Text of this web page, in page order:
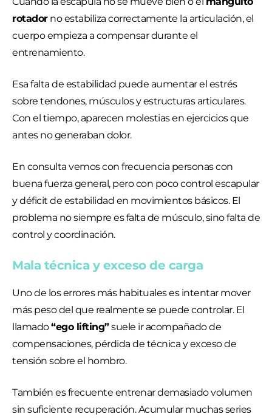
rotadorno estabiliza correctamente la articulación, el
cuerpo empieza a compensar durante el
entrenamiento.
Esa falta de estabilidad puede aumentar el estrés
sobre tendones, músculos y estructuras articulares.
Con el tiempo, aparecen molestias en ejercicios que
antes no generaban dolor.
En consulta vemos con frecuencia personas con
buena fuerza general, pero con poco control escapular
y déficit de estabilidad en movimientos básicos. El
problema no siempre es falta de músculo, sino falta de
control y coordinación.
Mala técnica y exceso de carga
Uno de los errores más habituales es intentar mover
más peso del que realmente se puede controlar. El
llamado“ego lifting”suele ir acompañado de
compensaciones, pérdida de técnica y exceso de
tensión sobre el hombro.
También es frecuente entrenar demasiado volumen
sin suficiente recuperación. Acumular muchas series